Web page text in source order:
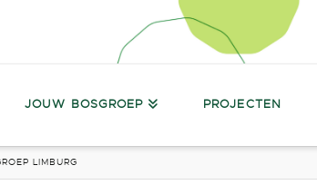
JOUW BOSGROEP PROJECTEN
LIMBURG